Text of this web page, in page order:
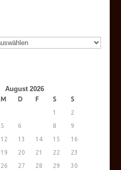
August 2026
M D F S
S
1
2
5 6 8
9
12 13 14 15
16
19 20 21 22
23
26 27 28 29
30